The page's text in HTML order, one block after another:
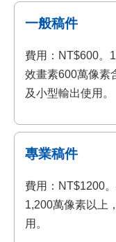
一般稿件
費用：NT$600。
效畫素600萬像素
及小型輸出使用。
專業稿件
費用：NT$1200
1,200萬像素以上
用。